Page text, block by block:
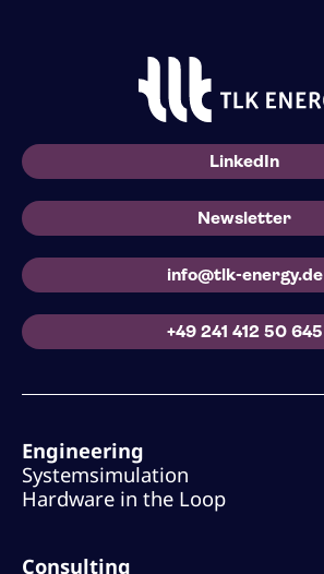
LinkedIn
Newsletter
info@tlk-energy.de
+49 241 412 50 645
Engineering
Systemsimulation
Hardware in the Loop
Consulting